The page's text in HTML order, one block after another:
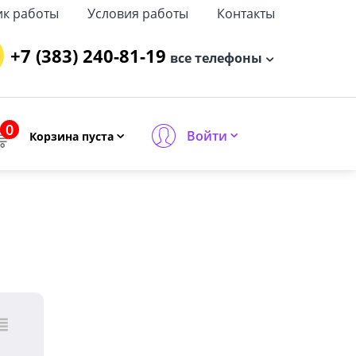
работы Условия работы Контакты
+7 (383) 240-81-19 все телефоны
0 Корзина пуста Войти